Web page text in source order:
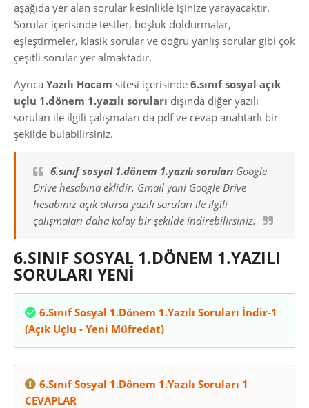
aşağıda yer alan sorular kesinlikle işinize yarayacaktır.
Sorular içerisinde testler, boşluk doldurmalar,
eşleştirmeler, klasik sorular ve doğru yanlış sorular gibi çok
çeşitli sorular yer almaktadır.
Ayrıca Yazılı Hocam sitesi içerisinde 6.sınıf sosyal açık
uçlu 1.dönem 1.yazılı soruları dışında diğer yazılı
soruları ile ilgili çalışmaları da pdf ve cevap anahtarlı bir
şekilde bulabilirsiniz.
6.sınıf sosyal 1.dönem 1.yazılı soruları Google
Drive hesabına eklidir. Gmail yani Google Drive
hesabınız açık olursa yazılı soruları ile ilgili
çalışmaları daha kolay bir şekilde indirebilirsiniz.
6.SINIF SOSYAL 1.DÖNEM 1.YAZILI
SORULARI YENİ
6.Sınıf Sosyal 1.Dönem 1.Yazılı Soruları İndir-1
(Açık Uçlu - Yeni Müfredat)
6.Sınıf Sosyal 1.Dönem 1.Yazılı Soruları 1
CEVAPLAR